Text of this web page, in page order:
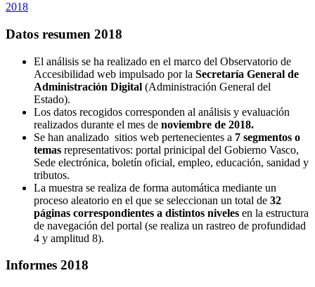
2018
Datos resumen 2018
El análisis se ha realizado en el marco del Observatorio de
Accesibilidad web impulsado por la Secretaría General de
Administración Digital (Administración General del
Estado).
Los datos recogidos corresponden al análisis y evaluación
realizados durante el mes de noviembre de 2018.
Se han analizado sitios web pertenecientes a 7 segmentos o
temas representativos: portal prinicipal del Gobierno Vasco,
Sede electrónica, boletín oficial, empleo, educación, sanidad y
tributos.
La muestra se realiza de forma automática mediante un
proceso aleatorio en el que se seleccionan un total de 32
páginas correspondientes a distintos niveles en la estructura
de navegación del portal (se realiza un rastreo de profundidad
4 y amplitud 8).
Informes 2018